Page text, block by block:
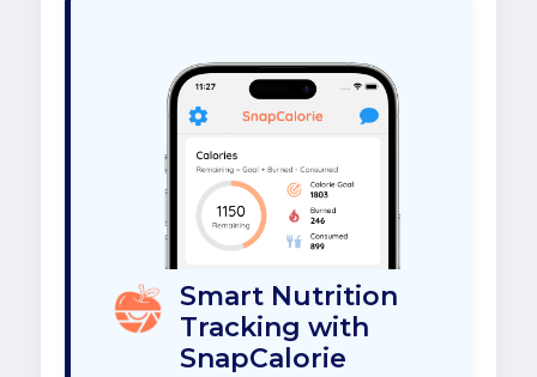
Smart Nutrition
Tracking with
SnapCalorie